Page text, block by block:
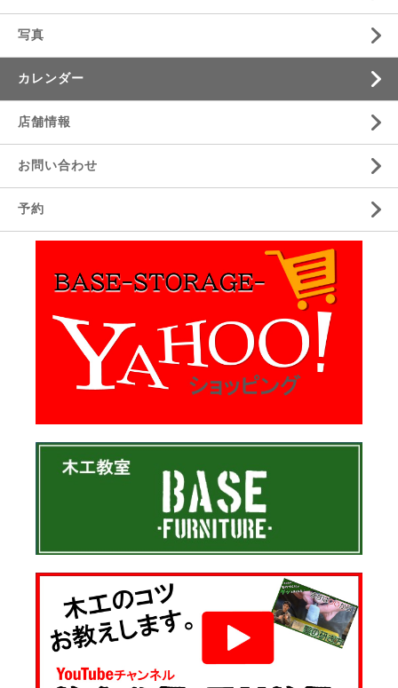
写真
カレンダー
店舗情報
お問い合わせ
予約